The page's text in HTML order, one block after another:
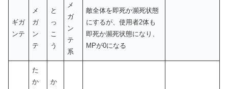
ギガ
ンテ
メ
ガ
ン
テ
と
っ
こ
う
メ
ガ
ン
テ
系
敵全体を即死か瀕死状態
にするが、使用者2体も
即死か瀕死状態になり、
MPが0になる
た
か
か